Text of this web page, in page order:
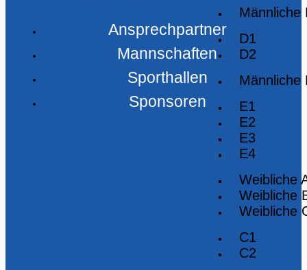
Männliche
D1
D2
Männliche
E1
E2
E3
E4
Weibliche
Weibliche
Weibliche
C1
C2
Ansprechpartner
Mannschaften
Sporthallen
Sponsoren